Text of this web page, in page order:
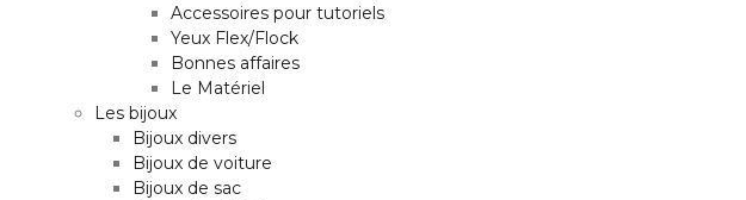
Accessoires pour tutoriels
Yeux Flex/Flock
Bonnes affaires
Le Matériel
Les bijoux
Bijoux divers
Bijoux de voiture
Bijoux de sac